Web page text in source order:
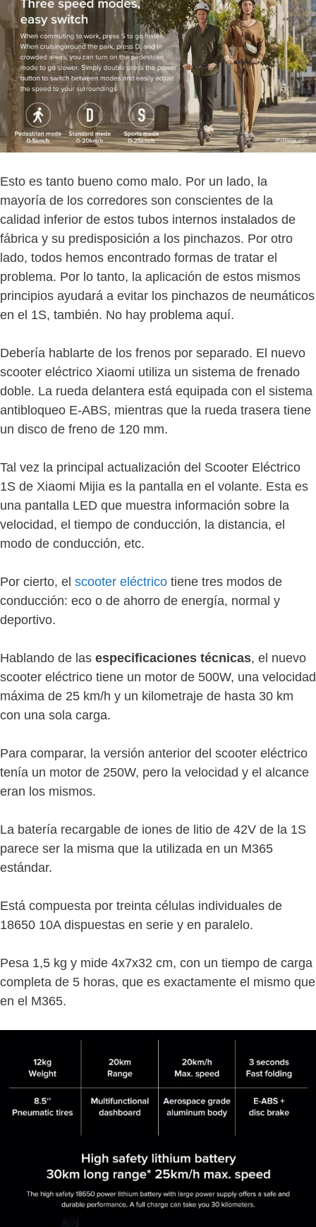
Esto es tanto bueno como malo. Por un lado, la
mayoría de los corredores son conscientes de la
calidad inferior de estos tubos internos instalados de
fábrica y su predisposición a los pinchazos. Por otro
lado, todos hemos encontrado formas de tratar el
problema. Por lo tanto, la aplicación de estos mismos
principios ayudará a evitar los pinchazos de neumáticos
en el 1S, también. No hay problema aquí.
Debería hablarte de los frenos por separado. El nuevo
scooter eléctrico Xiaomi utiliza un sistema de frenado
doble. La rueda delantera está equipada con el sistema
antibloqueo E-ABS, mientras que la rueda trasera tiene
un disco de freno de 120 mm.
Tal vez la principal actualización del Scooter Eléctrico
1S de Xiaomi Mijia es la pantalla en el volante. Esta es
una pantalla LED que muestra información sobre la
velocidad, el tiempo de conducción, la distancia, el
modo de conducción, etc.
Por cierto, el scooter eléctrico tiene tres modos de
conducción: eco o de ahorro de energía, normal y
deportivo.
Hablando de las especificaciones técnicas, el nuevo
scooter eléctrico tiene un motor de 500W, una velocidad
máxima de 25 km/h y un kilometraje de hasta 30 km
con una sola carga.
Para comparar, la versión anterior del scooter eléctrico
tenía un motor de 250W, pero la velocidad y el alcance
eran los mismos.
La batería recargable de iones de litio de 42V de la 1S
parece ser la misma que la utilizada en un M365
estándar.
Está compuesta por treinta células individuales de
18650 10A dispuestas en serie y en paralelo.
Pesa 1,5 kg y mide 4x7x32 cm, con un tiempo de carga
completa de 5 horas, que es exactamente el mismo que
en el M365.